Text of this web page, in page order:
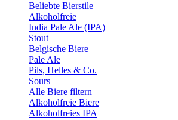
Beliebte Bierstile
Alkoholfreie
India Pale Ale (IPA)
Stout
Belgische Biere
Pale Ale
Pils, Helles & Co.
Sours
Alle Biere filtern
Alkoholfreie Biere
Alkoholfreies IPA